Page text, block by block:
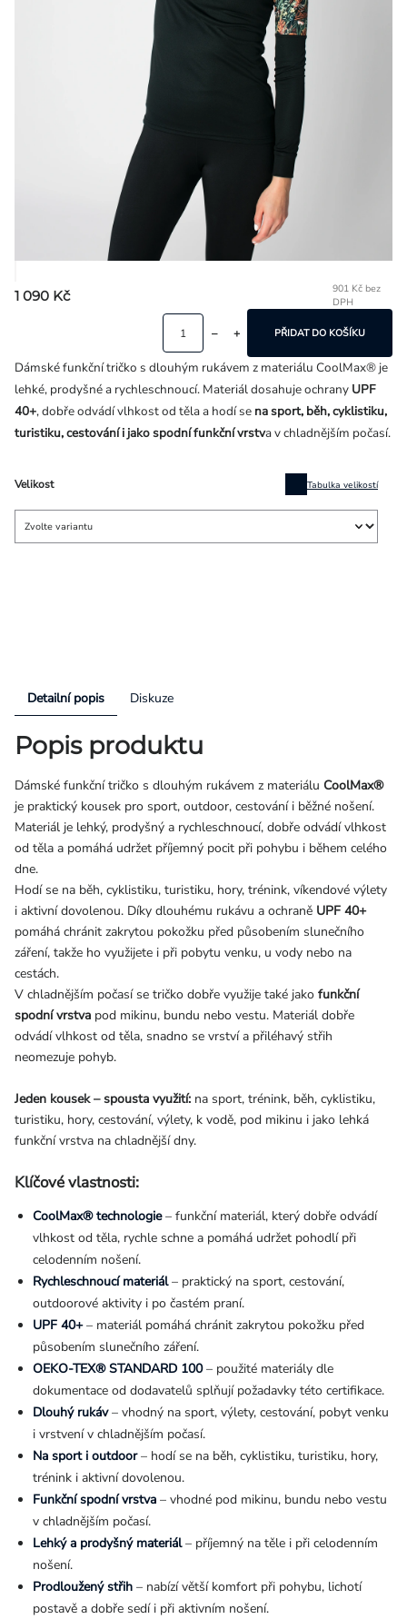
1 090 Kč
901 Kč bez
DPH
Velikost Tabulka velikostí
PŘIDAT DO KOŠÍKU
Dámské funkční tričko s dlouhým rukávem z materiálu CoolMax® je
lehké, prodyšné a rychleschnoucí. Materiál dosahuje ochrany UPF
40+, dobře odvádí vlhkost od těla a hodí se na sport, běh, cyklistiku,
turistiku, cestování i jako spodní funkční vrstva v chladnějším počasí.
Detailní popis Diskuze
Popis produktu
Dámské funkční tričko s dlouhým rukávem z materiálu CoolMax®
je praktický kousek pro sport, outdoor, cestování i běžné nošení.
Materiál je lehký, prodyšný a rychleschnoucí, dobře odvádí vlhkost
od těla a pomáhá udržet příjemný pocit při pohybu i během celého
dne.
Hodí se na běh, cyklistiku, turistiku, hory, trénink, víkendové výlety
i aktivní dovolenou. Díky dlouhému rukávu a ochraně UPF 40+
pomáhá chránit zakrytou pokožku před působením slunečního
záření, takže ho využijete i při pobytu venku, u vody nebo na
cestách.
V chladnějším počasí se tričko dobře využije také jako funkční
spodní vrstva pod mikinu, bundu nebo vestu. Materiál dobře
odvádí vlhkost od těla, snadno se vrství a přiléhavý střih
neomezuje pohyb.
Jeden kousek – spousta využití: na sport, trénink, běh, cyklistiku,
turistiku, hory, cestování, výlety, k vodě, pod mikinu i jako lehká
funkční vrstva na chladnější dny.
Klíčové vlastnosti:
CoolMax® technologie– funkční materiál, který dobře odvádí
vlhkost od těla, rychle schne a pomáhá udržet pohodlí při
celodenním nošení.
Rychleschnoucí materiál– praktický na sport, cestování,
outdoorové aktivity i po častém praní.
UPF 40+– materiál pomáhá chránit zakrytou pokožku před
působením slunečního záření.
OEKO-TEX® STANDARD 100– použité materiály dle
dokumentace od dodavatelů splňují požadavky této certifikace.
Dlouhý rukáv– vhodný na sport, výlety, cestování, pobyt venku
i vrstvení v chladnějším počasí.
Na sport i outdoor– hodí se na běh, cyklistiku, turistiku, hory,
trénink i aktivní dovolenou.
Funkční spodní vrstva – vhodné pod mikinu, bundu nebo vestu
v chladnějším počasí.
Lehký a prodyšný materiál– příjemný na těle i při celodenním
nošení.
Prodloužený střih – nabízí větší komfort při pohybu, lichotí
postavě a dobře sedí i při aktivním nošení.